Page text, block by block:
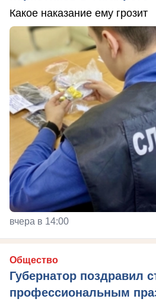
Какое наказание ему грозит
вчера в 14:00
Общество
Губернатор поздравил
профессиональным